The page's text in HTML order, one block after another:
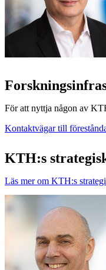
För att nyttja någon av
Kontaktvägar till
KTH:s
Läs mer om KTH:s